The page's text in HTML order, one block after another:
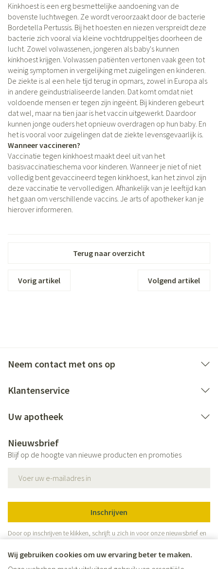
Wij gebruiken cookies om uw ervaring beter te maken.
Kinkhoest is een erg besmettelijke aandoening van de
bovenste luchtwegen. Ze wordt veroorzaakt door de bacterie
Bordetella Pertussis. Bij het hoesten en niezen verspreidt deze
bacterie zich vooral via kleine vochtdruppeltjes doorheen de
lucht. Zowel volwassenen, jongeren als baby's kunnen
kinkhoest krijgen. Volwassen patiënten vertonen vaak geen tot
weinig symptomen in vergelijking met zuigelingen en kinderen.
De ziekte is al een hele tijd terug in opmars, zowel in Europa als
in andere geïndustrialiseerde landen. Dat komt omdat niet
voldoende mensen er tegen zijn ingeënt. Bij kinderen gebeurt
dat wel, maar na tien jaar is het vaccin uitgewerkt. Daardoor
kunnen jonge ouders het opnieuw overdragen op hun baby. En
het is vooral voor zuigelingen dat de ziekte levensgevaarlijk is.
Wanneer vaccineren?
Vaccinatie tegen kinkhoest maakt deel uit van het
basisvaccinatieschema voor kinderen. Wanneer je niet of niet
volledig bent gevaccineerd tegen kinkhoest, kan het zinvol zijn
deze vaccinatie te vervolledigen. Afhankelijk van je leeftijd kan
het gaan om verschillende vaccins. Je arts of apotheker kan je
hierover informeren.
Terug naar overzicht
Vorig artikel Volgend artikel
Neem contact met ons op
Klantenservice
Uw apotheek
Nieuwsbrief
Blijf op de hoogte van nieuwe producten en promoties
Inschrijven
Door op inschrijven te klikken, schrijft u zich in voor onze nieuwsbrief en